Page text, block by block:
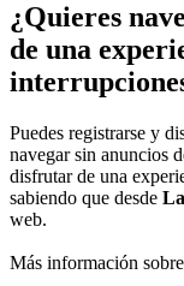
¿Quieres
de una
Puedes registrarse y
navegar sin anuncios
disfrutar de una
sabiendo que desde
web.
Más información